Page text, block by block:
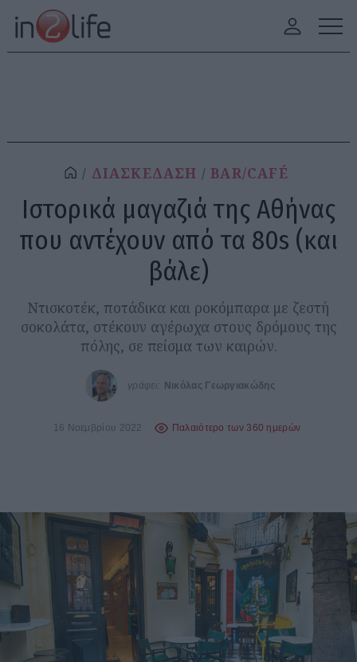
ΔΙΑΣΚΕΔΑΣΗ BAR/CAFÉ
Ιστορικά μαγαζιά της Αθήνας
που αντέχουν από τα 80s (και
βάλε)
Ντισκοτέκ, ποτάδικα και ροκόμπαρα με ζεστή
σοκολάτα, στέκουν αγέρωχα στους δρόμους της
πόλης, σε πείσμα των καιρών.
γράφει: Νικόλας Γεωργιακώδης
16 Νοεμβρίου 2022 Παλαιότερο των 360 ημερών